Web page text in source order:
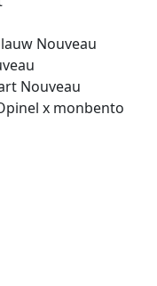
Nouveau
Nouveau
x monbento